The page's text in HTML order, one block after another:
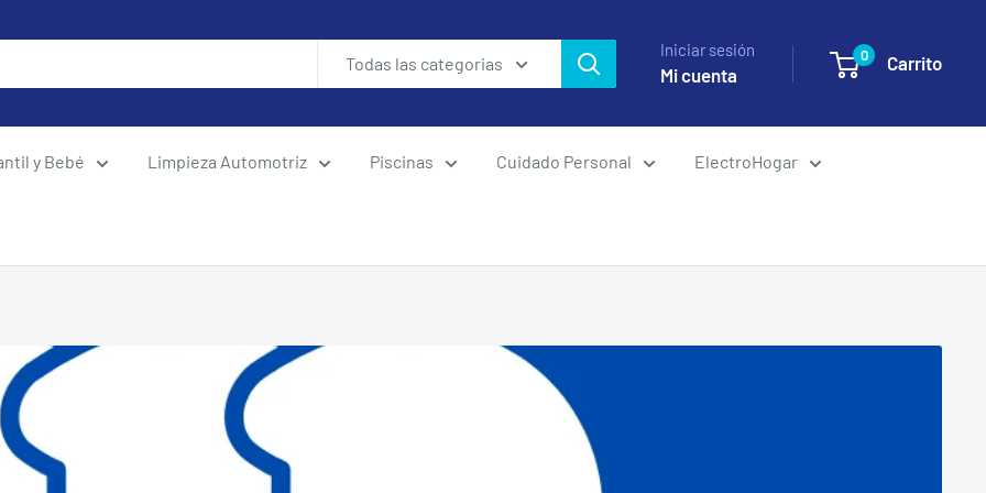
Todas las categorias
Iniciar sesión
Mi cuenta
0 Carrito
y Bebé Limpieza Automotriz Piscinas Cuidado Personal ElectroHogar